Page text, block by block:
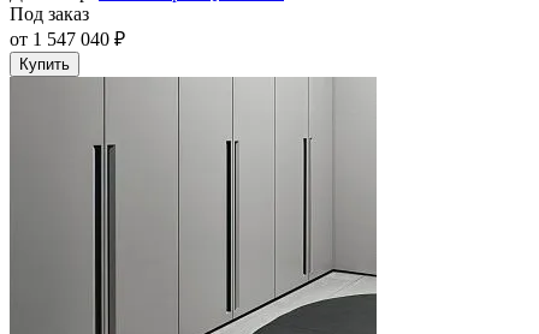
Под заказ
от 1 547 040 ₽
Купить